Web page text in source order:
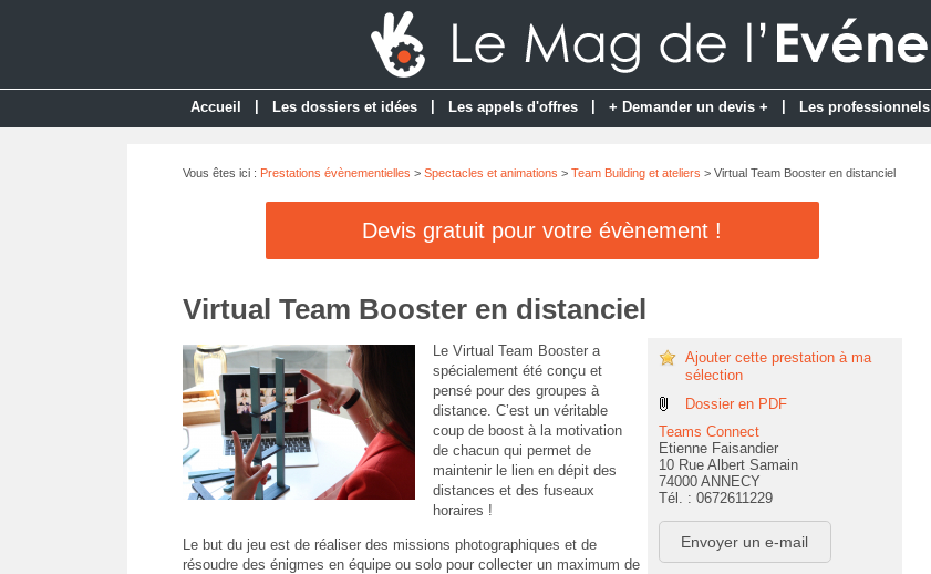
Accueil Les dossiers et idées Les appels d'offres + Demander un devis + Les professionnels
Vous êtes ici : Prestations évènementielles > Spectacles et animations > Team Building et ateliers > Virtual Team Booster en distanciel
Devis gratuit pour votre évènement !
Virtual Team Booster en distanciel
Ajouter cette prestation à ma
sélection
Dossier en PDF
Teams Connect
Etienne Faisandier
10 Rue Albert Samain
74000 ANNECY
Tél. : 0672611229
Envoyer un e-mail
Le Virtual Team Booster a
spécialement été conçu et
pensé pour des groupes à
distance. C’est un véritable
coup de boost à la motivation
de chacun qui permet de
maintenir le lien en dépit des
distances et des fuseaux
horaires !
Le but du jeu est de réaliser des missions photographiques et de
résoudre des énigmes en équipe ou solo pour collecter un maximum de